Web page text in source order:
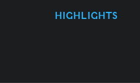
HIGHLIGHTS